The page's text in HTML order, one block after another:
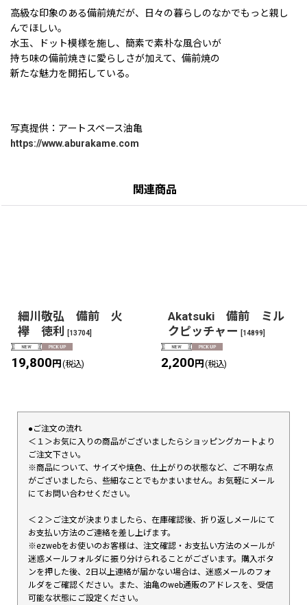
高級な印象のある備前焼だが、日々の暮らしのなかでもっと親し
んでほしい。
水玉、ドット模様を施し、簡素で素朴な風合いが
持ち味の備前焼きに愛らしさが加えて、備前焼の
新たな魅力を開拓している。
写真提供：アートスペース油亀
https://www.aburakame.com
関連商品
細川敬弘 備前 火
襷 徳利
[13704]
19,800円 (税込)
Akatsuki 備前 ミル
クピッチャー [14899]
2,200円 (税込)
●ご注文の流れ
＜１＞お気に入りの商品がございましたらショッピングカートより
ご注文下さい。
※商品について、サイズや焼色、仕上がりの状態など、ご不明な点
がございましたら、些細なことでもかまいません。お気軽にメール
にてお問い合わせください。
＜２＞ご注文が決まりましたら、在庫確認後、折り返しメールにて
お支払い方法のご連絡を差し上げます。
※ezwebをお使いのお客様は、注文確認・お支払い方法のメールが
迷惑メールフォルダに振り分けられることがございます。購入ボタ
ンを押した後、2日以上連絡が届かない場合は、迷惑メールのフォ
ルダをご確認ください。また、油亀のweb通販のアドレスを、受信
可能な状態にご設定ください。